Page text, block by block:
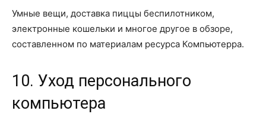
Умные вещи, доставка пиццы беспилотником,
электронные кошельки и многое другое в обзоре,
составленном по материалам ресурса Компьютерра.
10. Уход персонального
компьютера